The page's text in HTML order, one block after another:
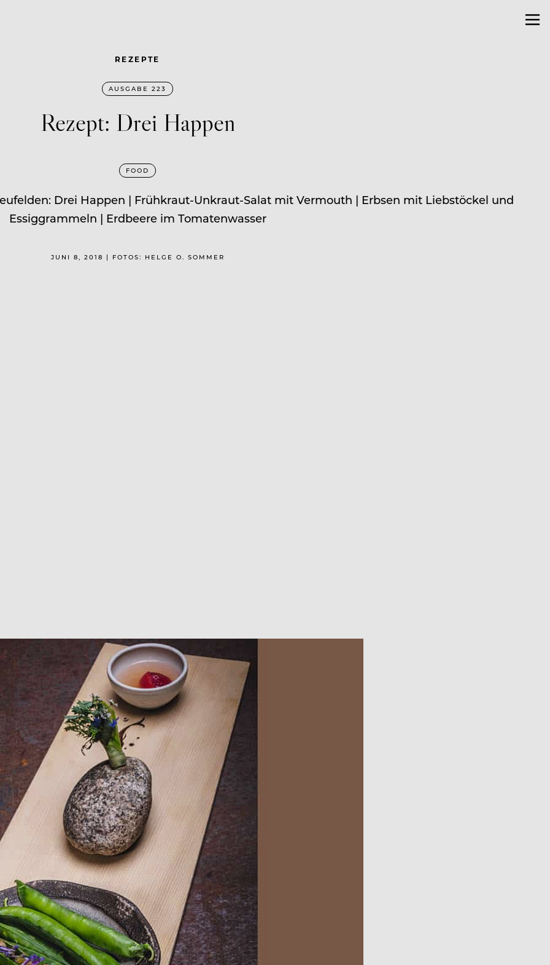
REZEPTE
AUSGABE 223
Rezept: Drei Happen
FOOD
Drei Happen | Frühkraut-Unkraut-Salat mit Vermouth | Erbsen mit Liebstöckel und
Essiggrammeln | Erdbeere im Tomatenwasser
JUNI 8, 2018 | FOTOS: HELGE O. SOMMER